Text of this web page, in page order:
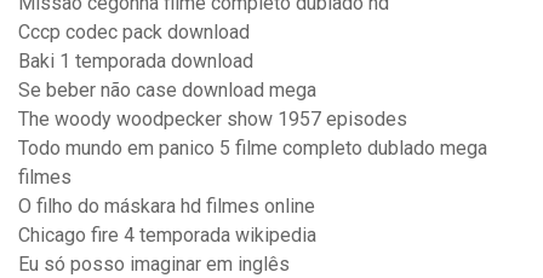
Cccp codec pack download
Baki 1 temporada download
Se beber não case download mega
The woody woodpecker show 1957 episodes
Todo mundo em panico 5 filme completo dublado mega
filmes
O filho do máskara hd filmes online
Chicago fire 4 temporada wikipedia
Eu só posso imaginar em inglês